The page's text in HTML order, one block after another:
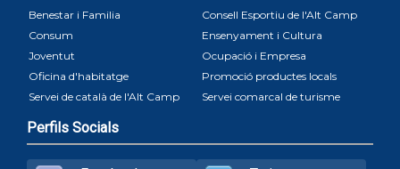
Benestar i Familia
Consell Esportiu de l'Alt Camp
Consum
Ensenyament i Cultura
Joventut
Ocupació i Empresa
Oficina d'habitatge
Promoció productes locals
Servei de català de l'Alt Camp
Servei comarcal de turisme
Perfils Socials